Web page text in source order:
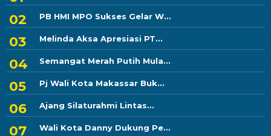
PB HMI MPO Sukses Gelar W...
Melinda Aksa Apresiasi PT...
Semangat Merah Putih Mula...
Pj Wali Kota Makassar Buk...
Ajang Silaturahmi Lintas...
Wali Kota Danny Dukung Pe...